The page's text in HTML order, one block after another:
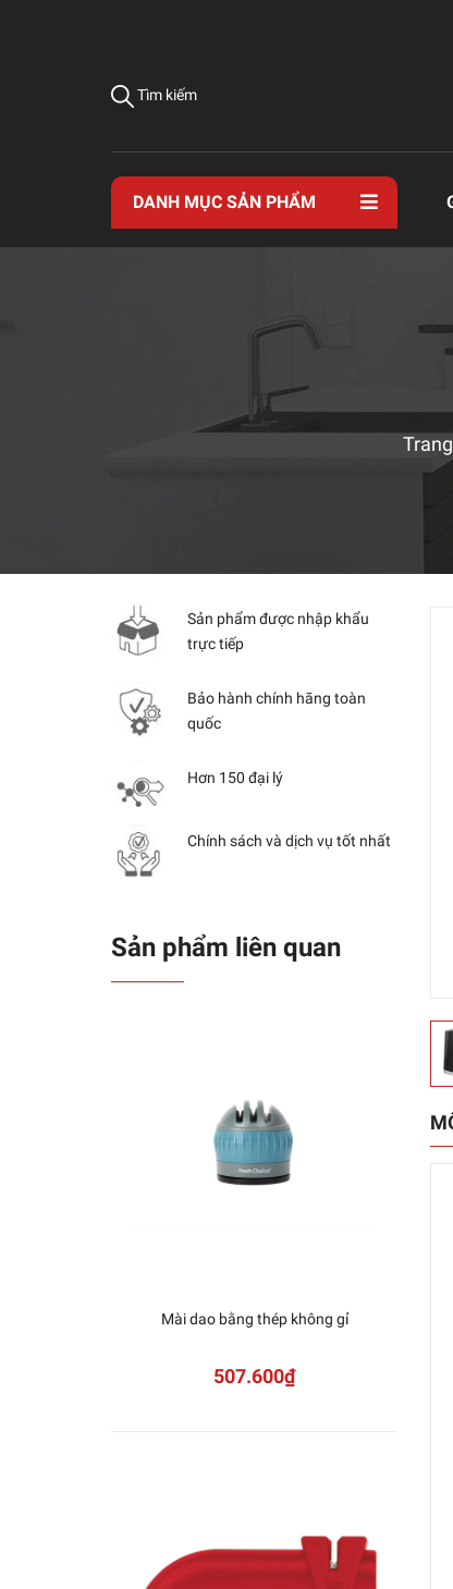
Tìm kiếm
DANH MỤC SẢN PHẨM
Sản phẩm được nhập khẩu
trực tiếp
Bảo hành chính hãng toàn
quốc
Hơn 150 đại lý
Chính sách và dịch vụ tốt nhất
Sản phẩm liên quan
Mài dao bằng thép không gỉ
507.600₫